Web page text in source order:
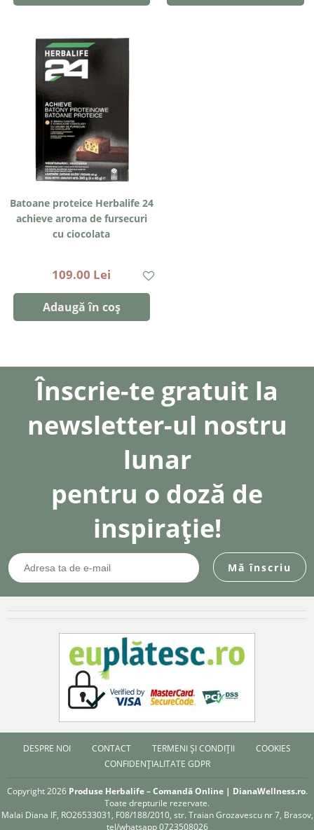
Batoane proteice Herbalife 24
achieve aroma de fursecuri
cu ciocolata
109.00 Lei
Adaugă în coș
Înscrie-te gratuit la
newsletter-ul nostru
lunar
pentru o doză de
inspirație!
DESPRE NOI CONTACT TERMENI ȘI CONDIȚII
COOKIES
CONFIDENȚIALITATE GDPR
Copyright 2026 Produse Herbalife – Comandă Online | DianaWellness.ro.
Toate drepturile rezervate.
Malai Diana IF, RO26533031, F08/188/2010, str. Traian Grozavescu nr 7, Brasov,
tel/whatsapp 0723508026